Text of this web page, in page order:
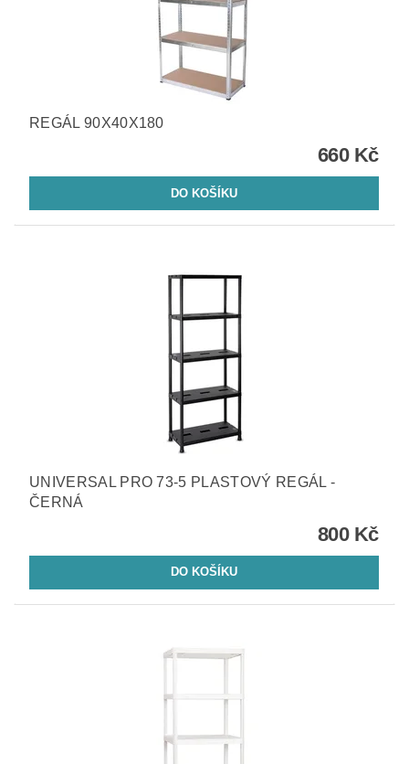
REGÁL 90X40X180
660 Kč
UNIVERSAL PRO 73-5 PLASTOVÝ REGÁL -
ČERNÁ
800 Kč